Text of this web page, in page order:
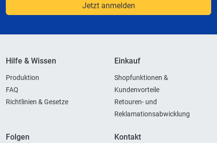
Jetzt anmelden
Hilfe & Wissen
Produktion
FAQ
Richtlinien & Gesetze
Einkauf
Shopfunktionen &
Kundenvorteile
Retouren- und
Reklamationsabwicklung
Folgen Kontakt